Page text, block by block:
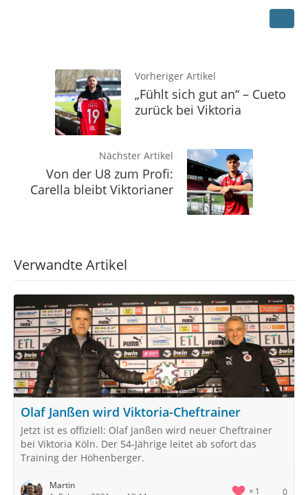
Vorheriger Artikel
„Fühlt sich gut an“ – Cueto
zurück bei Viktoria
Nächster Artikel
Von der U8 zum Profi:
Carella bleibt Viktorianer
Verwandte Artikel
Olaf Janßen wird Viktoria-Cheftrainer
Jetzt ist es offiziell: Olaf Janßen wird neuer Cheftrainer
bei Viktoria Köln. Der 54-Jährige leitet ab sofort das
Training der Höhenberger.
Martin
1 0